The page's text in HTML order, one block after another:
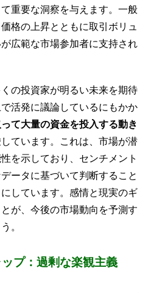
重要な洞察を与えます。一般
格の上昇とともに取引ボリュ
広範な市場参加者に支持され
の投資家が明るい未来を期待
活発に議論しているにもかか
て大量の資金を投入する動き
ています。これは、市場が潜
を示しており、センチメント
ータに基づいて判断すること
しています。感情と現実のギ
が、今後の市場動向を予測す
。
プ：過剰な楽観主義